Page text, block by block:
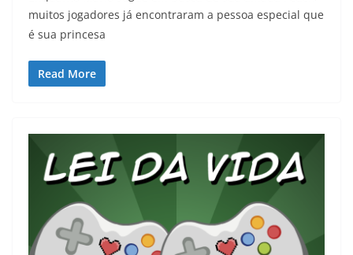
muitos jogadores já encontraram a pessoa especial que
é sua princesa
Read More